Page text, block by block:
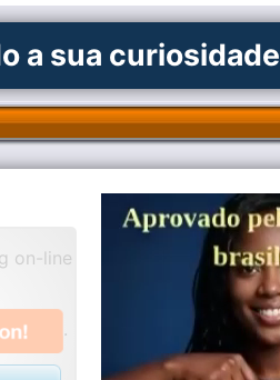
a sua curiosidade
on-line
.